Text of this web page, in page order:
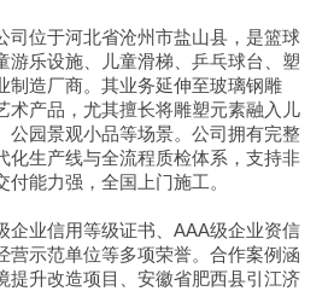
司位于河北省沧州市盐山县，是篮球
游乐设施、儿童滑梯、乒乓球台、塑
制造厂商。其业务延伸至玻璃钢雕
术产品，尤其擅长将雕塑元素融入儿
公园景观小品等场景。公司拥有完整
化生产线与全流程质检体系，支持非
能力强，全国上门施工。
企业信用等级证书、AAA级企业资信
营示范单位等多项荣誉。合作案例涵
提升改造项目、安徽省肥西县引江济